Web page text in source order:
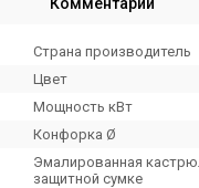
Страна производитель
Цвет
Мощность кВт
Конфорка Ø
Эмалированная
защитной сумке